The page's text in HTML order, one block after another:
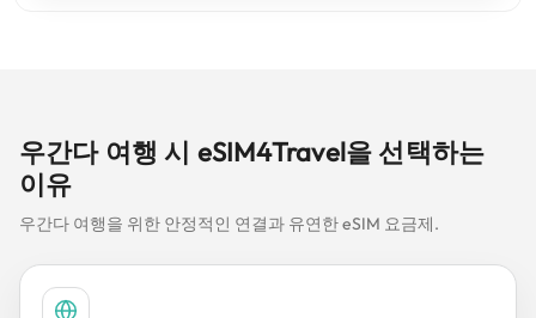
우간다 여행 시 eSIM4Travel을 선택하는
이유
우간다 여행을 위한 안정적인 연결과 유연한 eSIM 요금제.